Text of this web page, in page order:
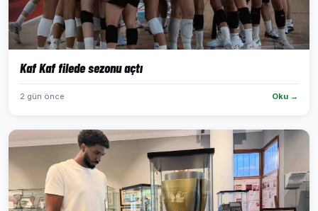
Kaf Kaf filede sezonu açtı
2 gün önce Oku →